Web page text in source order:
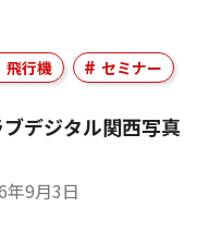
飛行機 セミナー
デジタル関西写真
年9月3日